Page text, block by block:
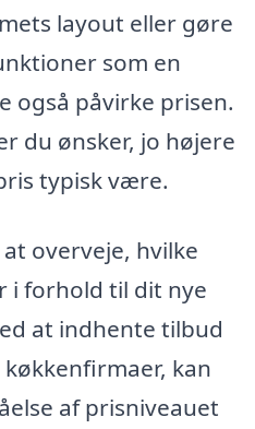
layout eller gøre
som en
også påvirke prisen.
du ønsker, jo højere
typisk være.
overveje, hvilke
i forhold til dit nye
at indhente tilbud
kan
af prisniveauet